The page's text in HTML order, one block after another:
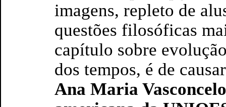
imagens, repleto de
questões filosóficas
capítulo sobre
dos tempos, é de
Ana Maria